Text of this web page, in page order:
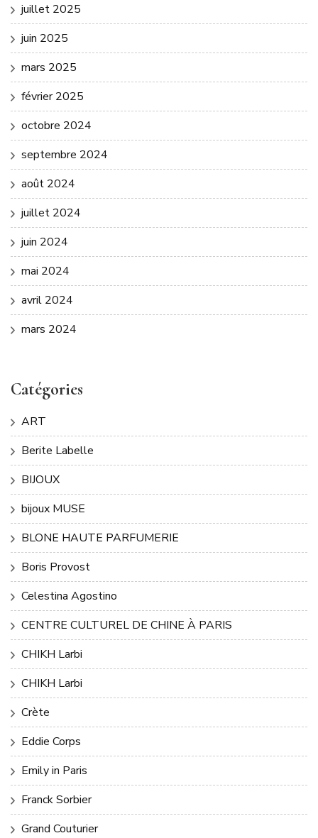
juillet 2025
juin 2025
mars 2025
février 2025
octobre 2024
septembre 2024
août 2024
juillet 2024
juin 2024
mai 2024
avril 2024
mars 2024
Catégories
ART
Berite Labelle
BIJOUX
bijoux MUSE
BLONE HAUTE PARFUMERIE
Boris Provost
Celestina Agostino
CENTRE CULTUREL DE CHINE À PARIS
CHIKH Larbi
CHIKH Larbi
Crète
Eddie Corps
Emily in Paris
Franck Sorbier
Grand Couturier